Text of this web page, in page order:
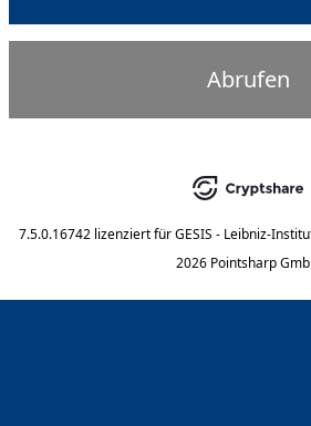
Abrufen
7.5.0.16742 lizenziert für GESIS - Leibniz-
2026 Pointsharp